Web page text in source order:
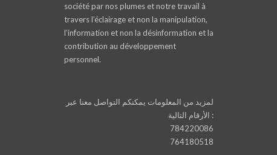
société par nos plumes et notre travail à
travers l’éclairage et non la manipulation,
l’information et non la désinformation et la
contribution au développement
personnel.
لمزيد من المعلومات يمكنكم التواصل معنا عبر
الأرقام التالية :
784220086
764180518